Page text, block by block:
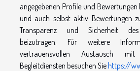
angegebenen Profile und
und auch selbst aktiv Bewertungen
Transparenz und Sicherheit des
beizutragen. Für weitere
vertrauensvollen Austausch
Begleitdiensten besuchen Sie https://